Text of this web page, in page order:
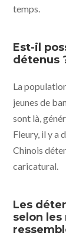
temps.
Est-il
détenus
La
jeunes de
sont là,
Fleury, il y a
Chinois
caricatural.
Les
selon